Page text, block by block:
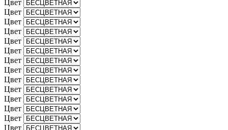
Цвет
Цвет
Цвет
Цвет
Цвет
Цвет
Цвет
Цвет
Цвет
Цвет
Цвет
Цвет
Цвет
Цвет